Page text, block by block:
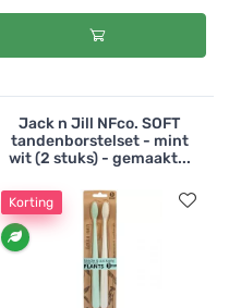
Jack n Jill NFco. SOFT
tandenborstelset - mint
wit (2 stuks) - gemaakt...
Korting